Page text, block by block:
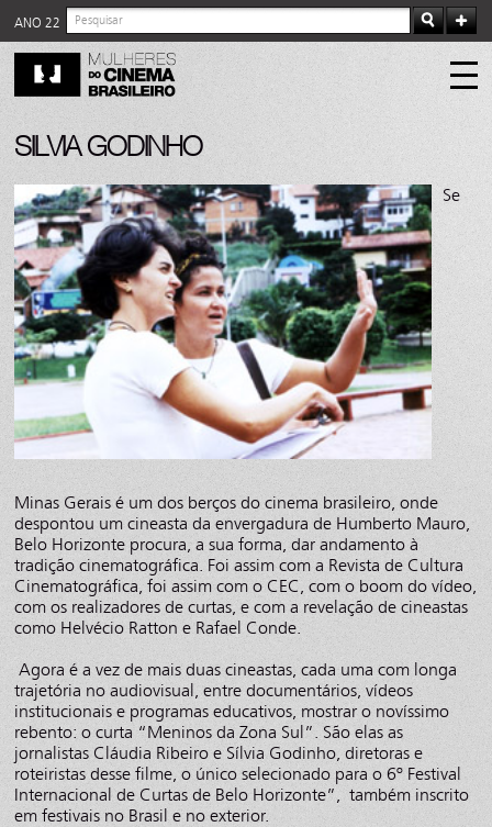
ANO 22
SILVIA GODINHO
Se
Minas Gerais é um dos berços do cinema brasileiro, onde
despontou um cineasta da envergadura de Humberto Mauro,
Belo Horizonte procura, a sua forma, dar andamento à
tradição cinematográfica. Foi assim com a Revista de Cultura
Cinematográfica, foi assim com o CEC, com o boom do vídeo,
com os realizadores de curtas, e com a revelação de cineastas
como Helvécio Ratton e Rafael Conde.
Agora é a vez de mais duas cineastas, cada uma com longa
trajetória no audiovisual, entre documentários, vídeos
institucionais e programas educativos, mostrar o novíssimo
rebento: o curta “Meninos da Zona Sul”. São elas as
jornalistas Cláudia Ribeiro e Sílvia Godinho, diretoras e
roteiristas desse filme, o único selecionado para o 6º Festival
Internacional de Curtas de Belo Horizonte”, também inscrito
em festivais no Brasil e no exterior.